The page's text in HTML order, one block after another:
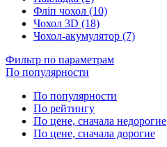
Фліп чохол (10)
Чохол 3D (18)
Чохол-акумулятор (7)
Фильтр по параметрам
По популярности
По популярности
По рейтингу
По цене, сначала недорогие
По цене, сначала дорогие